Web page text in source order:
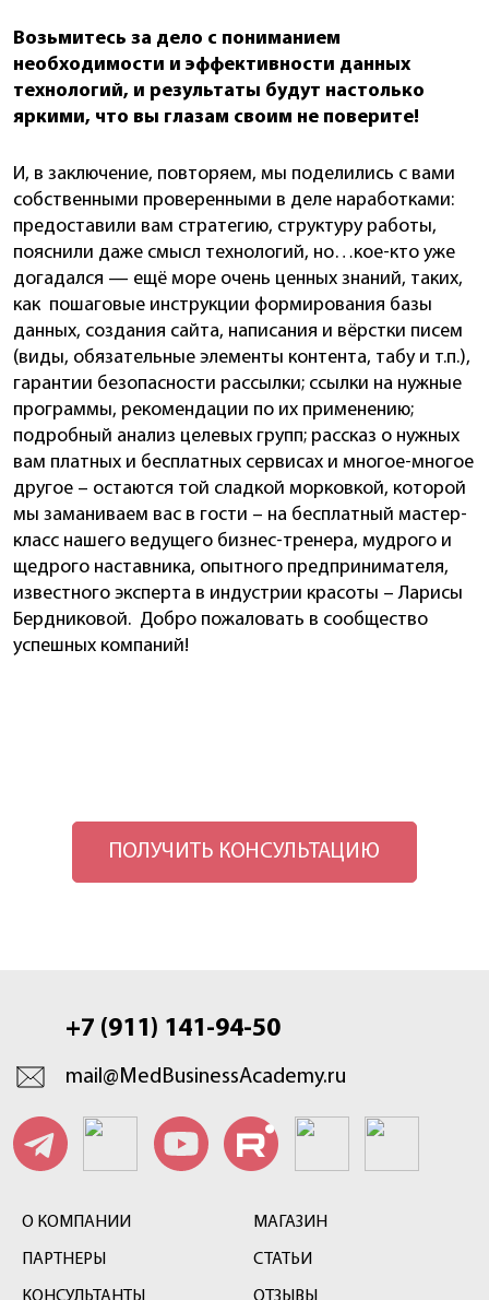
Возьмитесь за дело с пониманием
необходимости и эффективности данных
технологий, и результаты будут настолько
яркими, что вы глазам своим не поверите!
И, в заключение, повторяем, мы поделились с вами
собственными проверенными в деле наработками:
предоставили вам стратегию, структуру работы,
пояснили даже смысл технологий, но…кое-кто уже
догадался — ещё море очень ценных знаний, таких,
как пошаговые инструкции формирования базы
данных, создания сайта, написания и вёрстки писем
(виды, обязательные элементы контента, табу и т.п.),
гарантии безопасности рассылки; ссылки на нужные
программы, рекомендации по их применению;
подробный анализ целевых групп; рассказ о нужных
вам платных и бесплатных сервисах и многое-многое
другое – остаются той сладкой морковкой, которой
мы заманиваем вас в гости – на бесплатный мастер-
класс нашего ведущего бизнес-тренера, мудрого и
щедрого наставника, опытного предпринимателя,
известного эксперта в индустрии красоты – Ларисы
Бердниковой. Добро пожаловать в сообщество
успешных компаний!
ПОЛУЧИТЬ КОНСУЛЬТАЦИЮ
+7 (911) 141-94-50
mail@MedBusinessAcademy.ru
О КОМПАНИИ
ПАРТНЕРЫ
МАГАЗИН
СТАТЬИ